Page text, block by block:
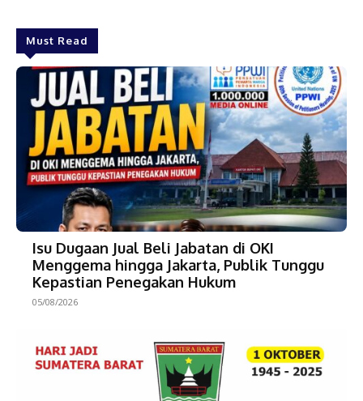
Must Read
Isu Dugaan Jual Beli Jabatan di OKI
Menggema hingga Jakarta, Publik Tunggu
Kepastian Penegakan Hukum
05/08/2026